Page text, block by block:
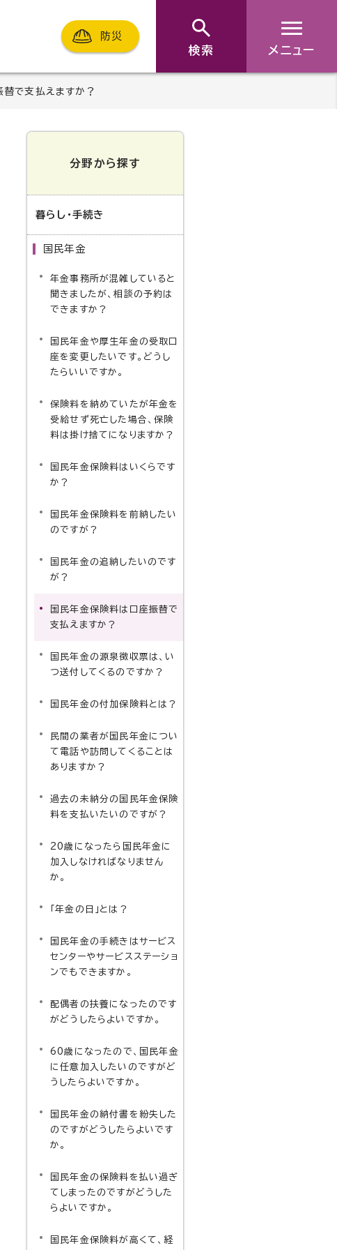
防災
検索 メニュー
で支払えますか？
分野から探す
暮らし・手続き
国民年金
年金事務所が混雑していると
聞きましたが、相談の予約は
できますか？
国民年金や厚生年金の受取口
座を変更したいです。どうし
たらいいですか。
保険料を納めていたが年金を
受給せず死亡した場合、保険
料は掛け捨てになりますか？
国民年金保険料はいくらです
か？
国民年金保険料を前納したい
のですが？
国民年金の追納したいのです
が？
国民年金保険料は口座振替で
支払えますか？
国民年金の源泉徴収票は、い
つ送付してくるのですか？
国民年金の付加保険料とは？
民間の業者が国民年金につい
て電話や訪問してくることは
ありますか？
過去の未納分の国民年金保険
料を支払いたいのですが？
20歳になったら国民年金に
加入しなければなりません
か。
「年金の日」とは？
国民年金の手続きはサービス
センターやサービスステーショ
ンでもできますか。
配偶者の扶養になったのです
がどうしたらよいですか。
60歳になったので、国民年金
に任意加入したいのですがど
うしたらよいですか。
国民年金の納付書を紛失した
のですがどうしたらよいです
か。
国民年金の保険料を払い過ぎ
てしまったのですがどうした
らよいですか。
国民年金保険料が高くて、経